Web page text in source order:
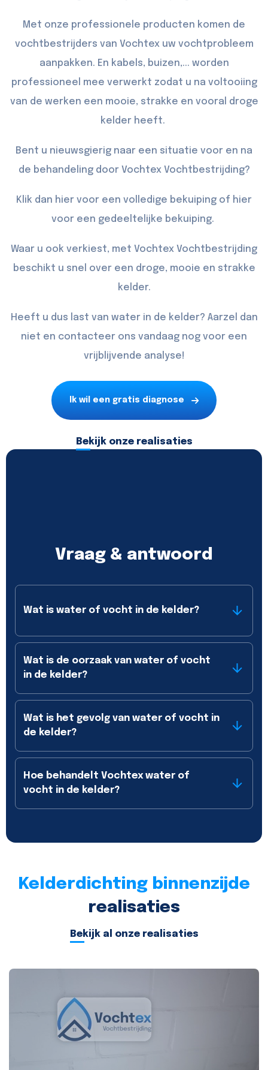
Met onze professionele producten komen de
vochtbestrijders van Vochtex uw vochtprobleem
aanpakken. En kabels, buizen,... worden
professioneel mee verwerkt zodat u na voltooiing
van de werken een mooie, strakke en vooral droge
kelder heeft.
Bent u nieuwsgierig naar een situatie voor en na
de behandeling door Vochtex Vochtbestrijding?
Klik dan hier voor een volledige bekuiping of hier
voor een gedeeltelijke bekuiping.
Waar u ook verkiest, met Vochtex Vochtbestrijding
beschikt u snel over een droge, mooie en strakke
kelder.
Heeft u dus last van water in de kelder? Aarzel dan
niet en contacteer ons vandaag nog voor een
vrijblijvende analyse!
Ik wil een gratis diagnose
Bekijk onze realisaties
Vraag & antwoord
Wat is water of vocht in de kelder?
Wat is de oorzaak van water of vocht
in de kelder?
Wat is het gevolg van water of vocht in
de kelder?
Hoe behandelt Vochtex water of
vocht in de kelder?
Kelderdichting binnenzijde
realisaties
Bekijk al onze realisaties